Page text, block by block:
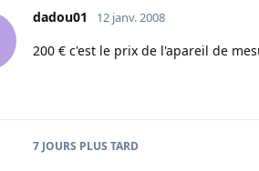
dadou01 12 janv. 2008
200 € c'est le prix de l'apareil de
7 JOURS PLUS TARD